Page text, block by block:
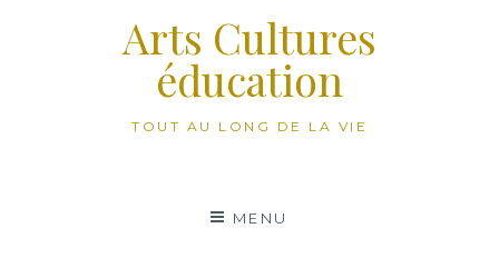
Arts Cultures
éducation
TOUT AU LONG DE LA VIE
MENU